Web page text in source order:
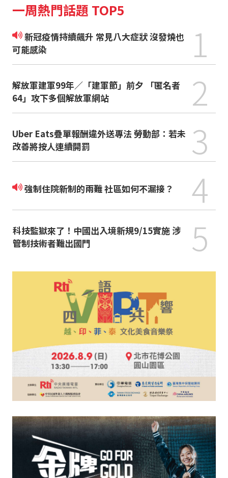
一周熱門話題 TOP5
新冠疫情持續飆升 常見八大症狀 沒發燒也
可能感染
1
解放軍建軍99年／「建軍節」前夕 「匿名者
64」攻下多個解放軍網站
2
Uber Eats疊單報酬違外送專法 勞動部：若未
改善將按人連續開罰
3
強制住院新制的兩難 社區如何不漏接？ 4
科技監獄來了！中國出入境新規9/15實施 涉
管制技術者難出國門
5